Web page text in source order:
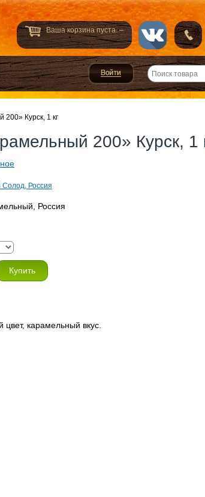
Ваша корзина пуста. –
Курск, 1 кг
200» Курск, 1
Солод, Россия
Россия
карамельный вкус.